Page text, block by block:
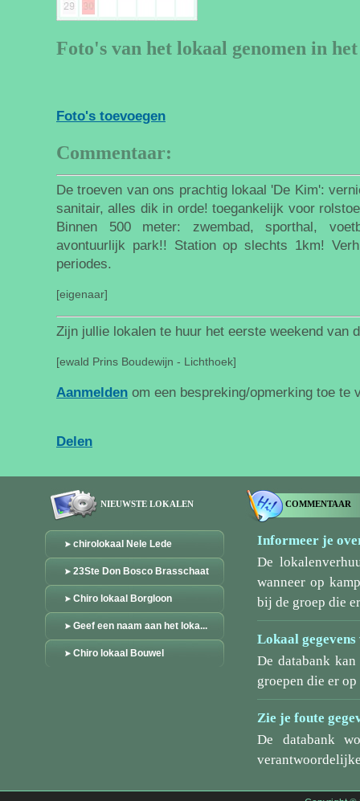
Foto's van het lokaal genomen in
Foto's toevoegen
Commentaar:
De troeven van ons prachtig lokaal 'De Kim':
sanitair, alles dik in orde! toegankelijk voor
Binnen 500 meter: zwembad, sporthal,
avontuurlijk park!! Station op slechts 1km!
periodes.
[eigenaar]
Zijn jullie lokalen te huur het eerste weekend van
[ewald Prins Boudewijn - Lichthoek]
Aanmelden om een bespreking/opmerking toe te
Delen
NIEUWSTE LOKALEN
chirolokaal Nele Lede
23Ste Don Bosco Brasschaat
Chiro lokaal Borgloon
Geef een naam aan het loka...
Chiro lokaal Bouwel
COMMENTAAR
Informeer je
De
wanneer op
bij de groep die
Lokaal
De databank
groepen die er
Zie je foute
De databank